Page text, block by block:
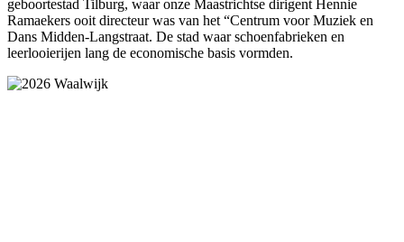
geboortestad Tilburg, waar onze Maastrichtse dirigent Hennie
Ramaekers ooit directeur was van het “Centrum voor Muziek en
Dans Midden-Langstraat. De stad waar schoenfabrieken en
leerlooierijen lang de economische basis vormden.